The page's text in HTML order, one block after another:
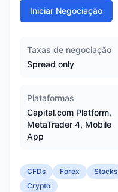
Iniciar Negociação
Taxas de negociação
Spread only
Plataformas
Capital.com Platform,
MetaTrader 4, Mobile
App
CFDs Forex Stocks
Crypto